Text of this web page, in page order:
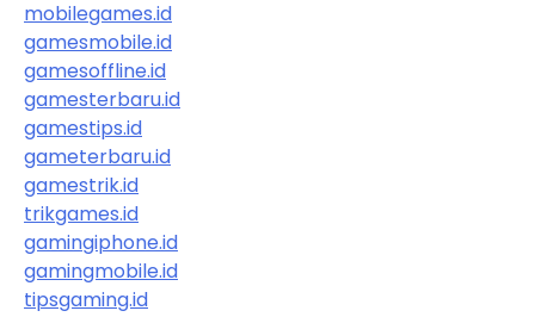
mobilegames.id
gamesmobile.id
gamesoffline.id
gamesterbaru.id
gamestips.id
gameterbaru.id
gamestrik.id
trikgames.id
gamingiphone.id
gamingmobile.id
tipsgaming.id